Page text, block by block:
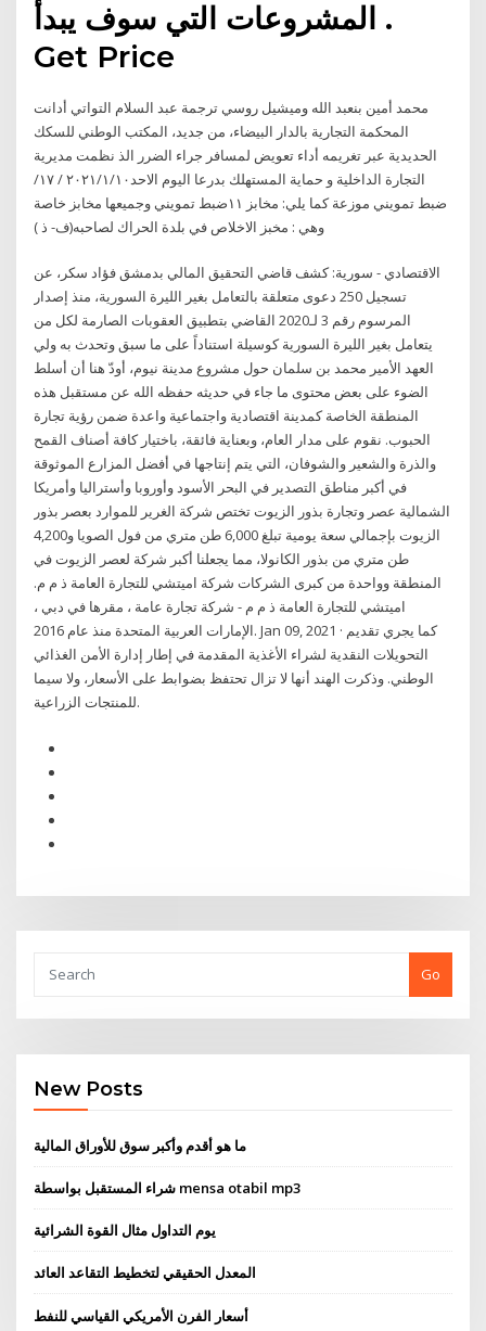
المشروعات التي سوف يبدأ .
Get Price
محمد أمين بنعبد الله وميشيل روسي ترجمة عبد السلام التواتي أدانت
المحكمة التجارية بالدار البيضاء، من جديد، المكتب الوطني للسكك
الحديدية عبر تغريمه أداء تعويض لمسافر جراء الضرر الذ نظمت مديرية
التجارة الداخلية و حماية المستهلك بدرعا اليوم الاحد٢٠٢١/١/١٠ / ١٧/
ضبط تمويني موزعة كما يلي: مخابز ١١ضبط تمويني وجميعها مخابز خاصة
وهي : مخبز الاخلاص في بلدة الحراك لصاحبه(ف- ذ )
الاقتصادي - سورية: كشف قاضي التحقيق المالي بدمشق فؤاد سكر، عن
تسجيل 250 دعوى متعلقة بالتعامل بغير الليرة السورية، منذ إصدار
المرسوم رقم 3 لـ2020 القاضي بتطبيق العقوبات الصارمة لكل من
يتعامل بغير الليرة السورية كوسيلة استناداً على ما سبق وتحدث به ولي
العهد الأمير محمد بن سلمان حول مشروع مدينة نيوم، أودّ هنا أن أسلط
الضوء على بعض محتوى ما جاء في حديثه حفظه الله عن مستقبل هذه
المنطقة الخاصة كمدينة اقتصادية واجتماعية واعدة ضمن رؤية تجارة
الحبوب. نقوم على مدار العام، وبعناية فائقة، باختيار كافة أصناف القمح
والذرة والشعير والشوفان، التي يتم إنتاجها في أفضل المزارع الموثوقة
في أكبر مناطق التصدير في البحر الأسود وأوروبا وأستراليا وأمريكا
الشمالية عصر وتجارة بذور الزيوت تختص شركة الغرير للموارد بعصر بذور
الزيوت بإجمالي سعة يومية تبلغ 6,000 طن متري من فول الصويا و4,200
طن متري من بذور الكانولا، مما يجعلنا أكبر شركة لعصر الزيوت في
المنطقة وواحدة من كبرى الشركات شركة اميتشي للتجارة العامة ذ م م.
اميتشي للتجارة العامة ذ م م - شركة تجارة عامة ، مقرها في دبي ،
الإمارات العربية المتحدة منذ عام 2016. Jan 09, 2021 · كما يجري تقديم
التحويلات النقدية لشراء الأغذية المقدمة في إطار إدارة الأمن الغذائي
الوطني. وذكرت الهند أنها لا تزال تحتفظ بضوابط على الأسعار، ولا سيما
للمنتجات الزراعية.
Go
New Posts
ما هو أقدم وأكبر سوق للأوراق المالية
شراء المستقبل بواسطة mensa otabil mp3
يوم التداول مثال القوة الشرائية
المعدل الحقيقي لتخطيط التقاعد العائد
أسعار الفرن الأمريكي القياسي للنفط